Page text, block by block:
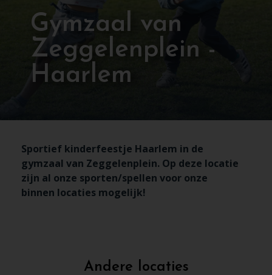
Gymzaal van
Zeggelenplein -
Haarlem
Sportief kinderfeestje Haarlem in de
gymzaal van Zeggelenplein. Op deze locatie
zijn al onze sporten/spellen voor onze
binnen locaties mogelijk!
Andere locaties